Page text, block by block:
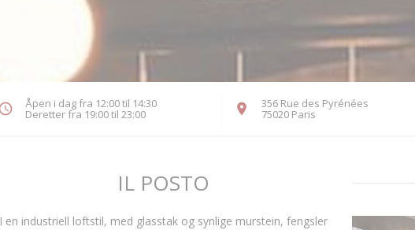
Åpen i dag fra 12:00 til 14:30
Deretter fra 19:00 til 23:00
356 Rue des Pyrénées
75020 Paris((åpner i et nytt vindu))
IL POSTO
I en industriell loftstil, med glasstak og synlige murstein, fengsler